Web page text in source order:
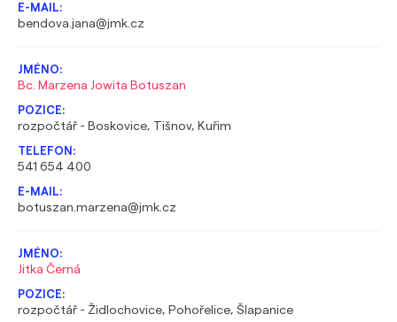
bendova.jana@jmk.cz
Bc. Marzena Jowita Botuszan
rozpočtář - Boskovice, Tišnov, Kuřim
541 654 400
botuszan.marzena@jmk.cz
Jitka Černá
rozpočtář - Židlochovice, Pohořelice, Šlapanice